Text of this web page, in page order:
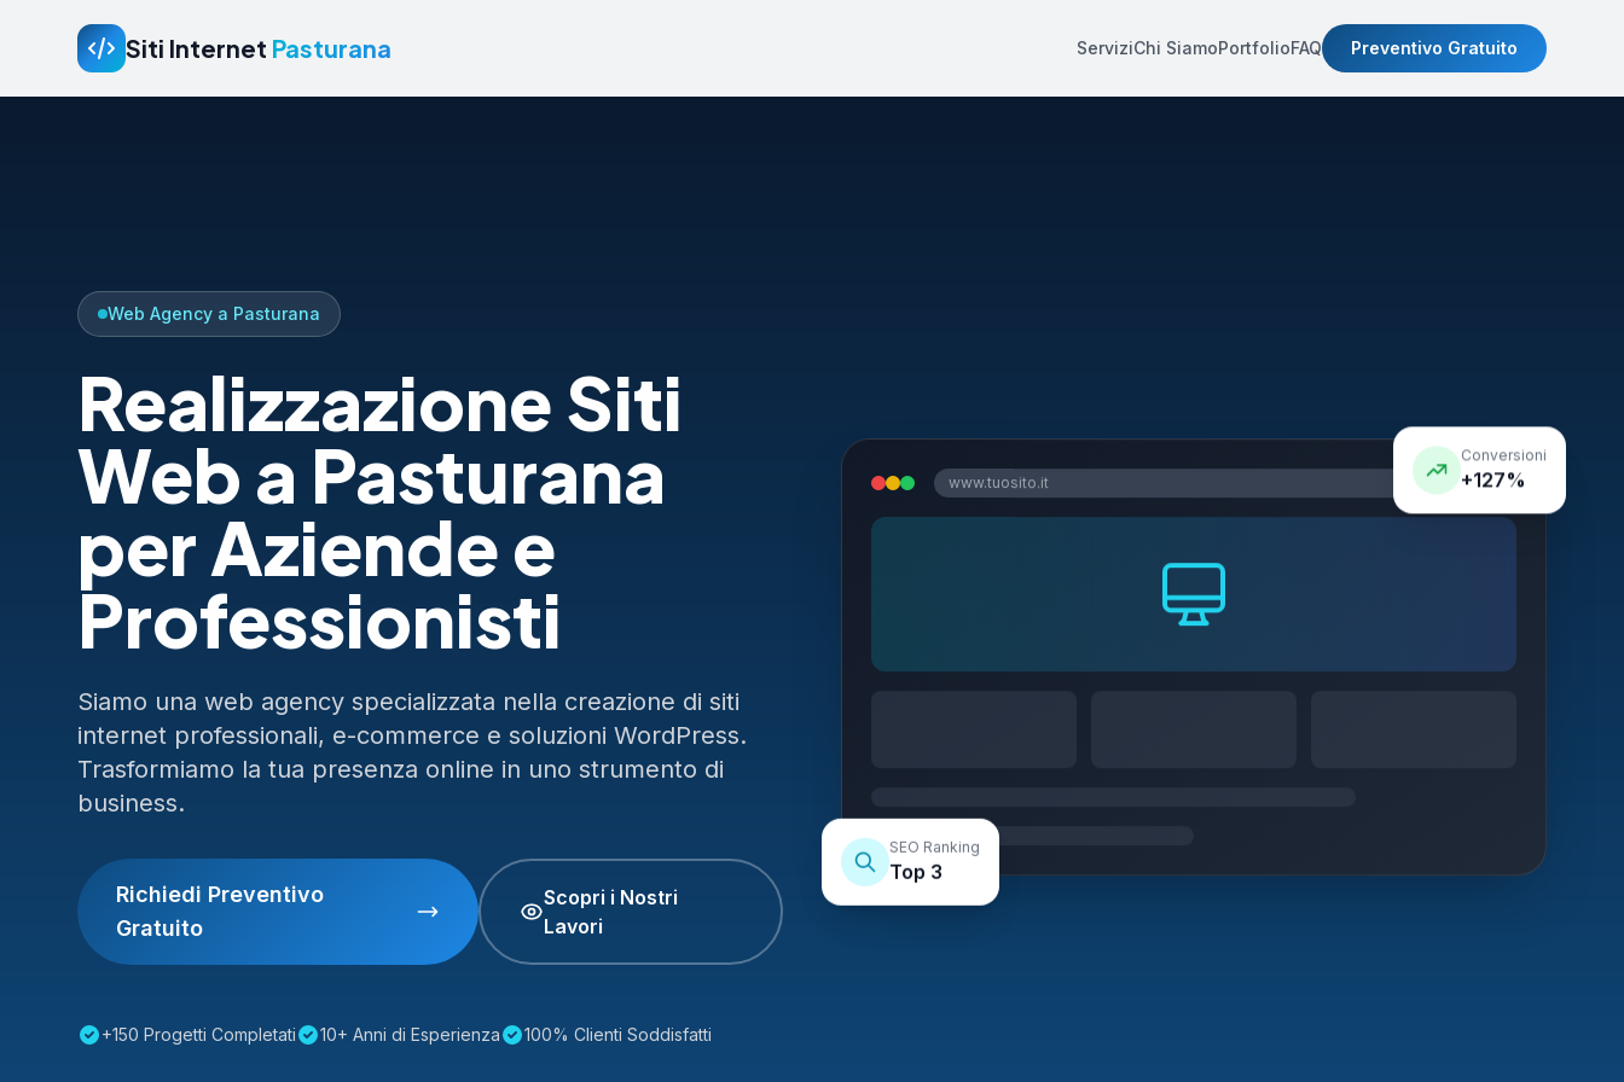
Siti Internet Pasturana ServiziChi SiamoPortfolioFAQ Preventivo Gratuito
Web Agency a Pasturana
Realizzazione Siti
Web a Pasturana
per Aziende e
Professionisti
Siamo una web agency specializzata nella creazione di siti
internet professionali, e-commerce e soluzioni WordPress.
Trasformiamo la tua presenza online in uno strumento di
business.
Richiedi Preventivo
Gratuito
Scopri i Nostri
Lavori
+150 Progetti Completati 10+ Anni di Esperienza 100% Clienti Soddisfatti
www.tuosito.it
Conversioni
+127%
SEO Ranking
Top 3